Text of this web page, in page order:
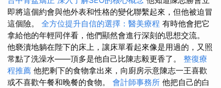
即將這個約會與他外表和性格的變化聯繫起來，但他被迫冒
這個險。 全方位提升自信的選擇：醫美療程 有時他會把它
拿給他的年輕同伴看，他們顯然會進行深刻的思想交流。
他褻瀆地躺在陛下的床上，讓床單看起來像是用過的，又照
常點了洗澡水——頂多是他自己比陳志毅更香了。 整復療
程推薦 他把剩下的食物拿出來，向廚房示意陳志一王喜歡
或不喜歡午餐和晚餐的食物。 會計師事務所 他把自己的白